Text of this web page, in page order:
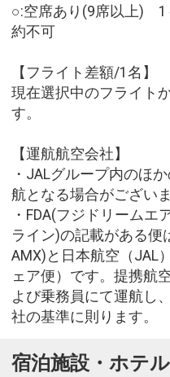
○:空席あり(9席以上)
約不可
【フライト差額/1名】
現在選択中のフライト
す。
【運航航空会社】
・JALグループ内のほ
航となる場合がございま
・FDA(フジドリームエ
ライン)の記載がある便
AMX)と日本航空（JAL
ェア便）です。提携航
よび乗務員にて運航し
社の基準に則ります。
宿泊施設・ホテ